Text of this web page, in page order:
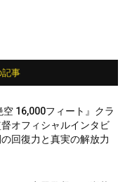
記事
空 16,000フィート』クラ
オフィシャルインタビ
回復力と真実の解放力